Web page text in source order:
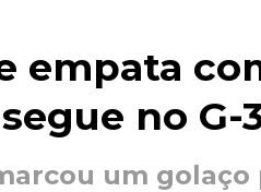
empata
no G-
um golaço